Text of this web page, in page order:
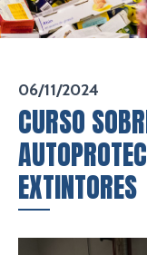
06/11/2024
CURSO
EXTINTORES